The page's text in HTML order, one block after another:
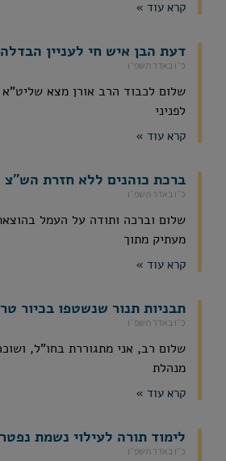
קרא עוד »
דעת הבן איש חי לעניין הבדלה
כ״ו באדר תשפ״ו
שלום לכבוד הרב אורן מצא
לפניני
קרא עוד »
ברכת כוהנים ללא חזרת הש"צ
כ״ו באדר תשפ״ו
שלום וברכה ותודה על העמל
מעתיק מתוך
קרא עוד »
תבניות תנור שנשטפו בכיור
כ״ו באדר תשפ״ו
שלום רב, אני מתגוררת בחו"ל,
מנהלת
קרא עוד »
לימוד תורה לעילוי נשמת נפטר
כ״ו באדר תשפ״ו